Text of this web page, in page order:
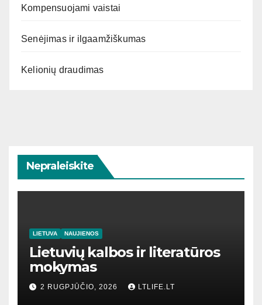
Kompensuojami vaistai
Senėjimas ir ilgaamžiškumas
Kelionių draudimas
Nepraleiskite
LIETUVA NAUJIENOS
Lietuvių kalbos ir literatūros
mokymas
2 RUGPJŪČIO, 2026 LTLIFE.LT